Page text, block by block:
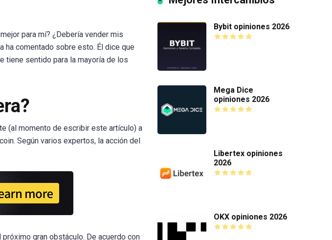
para mí? ¿Debería vender mis
ha comentado sobre esto. Él dice que
tiene sentido para la mayoría de los
(al momento de escribir este artículo) a
Según varios expertos, la acción del
gran obstáculo. De acuerdo con
Bybit opiniones 2026
Mega Dice
opiniones 2026
Libertex opiniones
2026
OKX opiniones 2026